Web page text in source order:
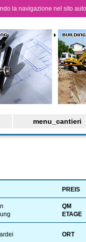
la navigazione nel sito
menu_cantieri
PREIS
QM
ETAGE
ORT